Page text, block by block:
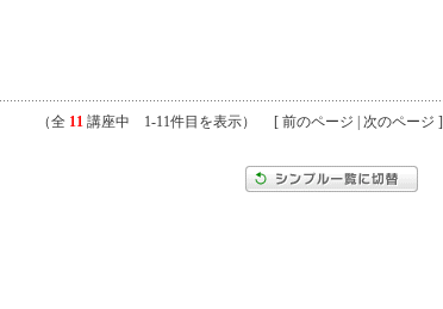
（全 11 講座中 1-11件目を表示） [ 前のページ | 次のページ ]